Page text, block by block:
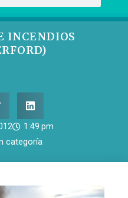
INCENDIOS
1:49 pm
categoría